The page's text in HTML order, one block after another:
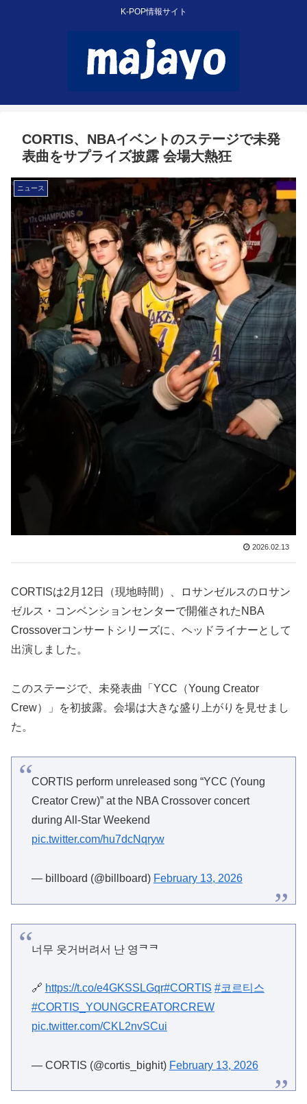
K-POP情報サイト
CORTIS、NBAイベントのステージで未発
表曲をサプライズ披露 会場大熱狂
ニュース
2026.02.13
CORTISは2月12日（現地時間）、ロサンゼルスのロサン
ゼルス・コンベンションセンターで開催されたNBA
Crossoverコンサートシリーズに、ヘッドライナーとして
出演しました。
このステージで、未発表曲「YCC（Young Creator
Crew）」を初披露。会場は大きな盛り上がりを見せまし
た。
CORTIS perform unreleased song “YCC (Young
Creator Crew)” at the NBA Crossover concert
during All-Star Weekend
pic.twitter.com/hu7dcNqryw
— billboard (@billboard) February 13, 2026
너무 웃거버려서 난 영ᄏᄏ
🔗 https://t.co/e4GKSSLGqr#CORTIS #코르티스
#CORTIS_YOUNGCREATORCREW
pic.twitter.com/CKL2nvSCui
— CORTIS (@cortis_bighit) February 13, 2026